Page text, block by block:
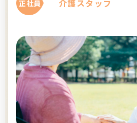
正社員 介護スタッフ